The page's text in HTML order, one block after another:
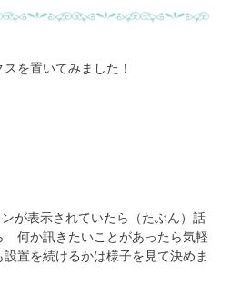
を置いてみました！
が表示されていたら（たぶん）話
何か訊きたいことがあったら気軽
置を続けるかは様子を見て決めま